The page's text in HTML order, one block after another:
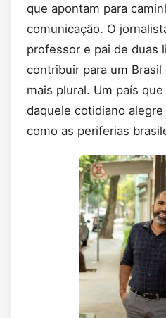
que apontam para
comunicação. O
professor e pai de duas
contribuir para um
mais plural. Um país
daquele cotidiano
como as periferias